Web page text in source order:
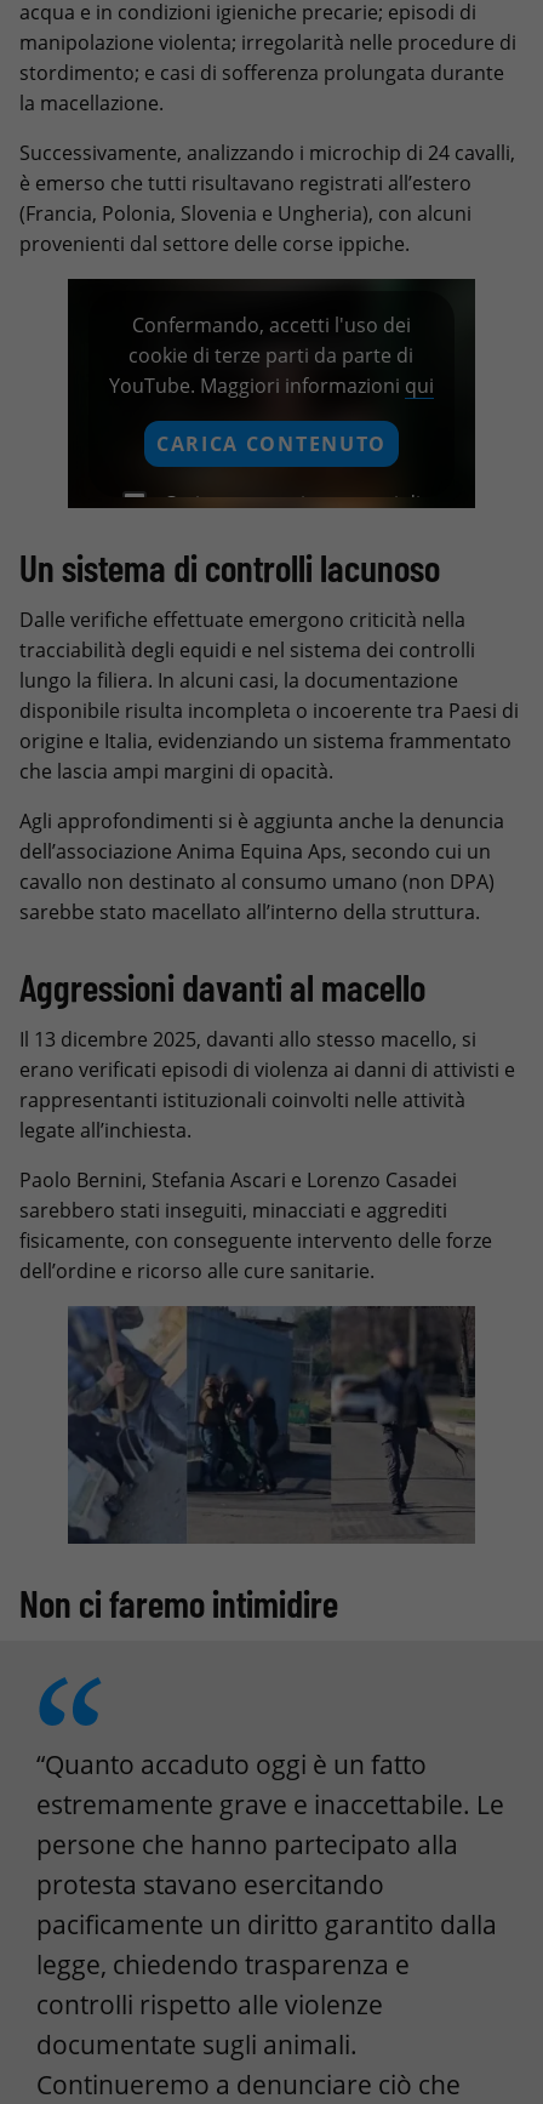
acqua e in condizioni igieniche precarie; episodi di
manipolazione violenta; irregolarità nelle procedure di
stordimento; e casi di sofferenza prolungata durante
la macellazione.
Successivamente, analizzando i microchip di 24 cavalli,
è emerso che tutti risultavano registrati all’estero
(Francia, Polonia, Slovenia e Ungheria), con alcuni
provenienti dal settore delle corse ippiche.
Confermando, accetti l'uso dei
cookie di terze parti da parte di
YouTube. Maggiori informazioni qui
CARICA CONTENUTO
Carica sempre i contenuti di
Un sistema di controlli lacunoso
Dalle verifiche effettuate emergono criticità nella
tracciabilità degli equidi e nel sistema dei controlli
lungo la filiera. In alcuni casi, la documentazione
disponibile risulta incompleta o incoerente tra Paesi di
origine e Italia, evidenziando un sistema frammentato
che lascia ampi margini di opacità.
Agli approfondimenti si è aggiunta anche la denuncia
dell’associazione Anima Equina Aps, secondo cui un
cavallo non destinato al consumo umano (non DPA)
sarebbe stato macellato all’interno della struttura.
Aggressioni davanti al macello
Il 13 dicembre 2025, davanti allo stesso macello, si
erano verificati episodi di violenza ai danni di attivisti e
rappresentanti istituzionali coinvolti nelle attività
legate all’inchiesta.
Paolo Bernini, Stefania Ascari e Lorenzo Casadei
sarebbero stati inseguiti, minacciati e aggrediti
fisicamente, con conseguente intervento delle forze
dell’ordine e ricorso alle cure sanitarie.
Non ci faremo intimidire
“Quanto accaduto oggi è un fatto
estremamente grave e inaccettabile. Le
persone che hanno partecipato alla
protesta stavano esercitando
pacificamente un diritto garantito dalla
legge, chiedendo trasparenza e
controlli rispetto alle violenze
documentate sugli animali.
Continueremo a denunciare ciò che